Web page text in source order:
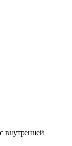
внутренней